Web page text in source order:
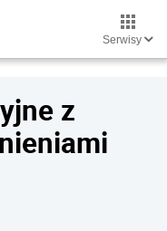
Serwisy
z